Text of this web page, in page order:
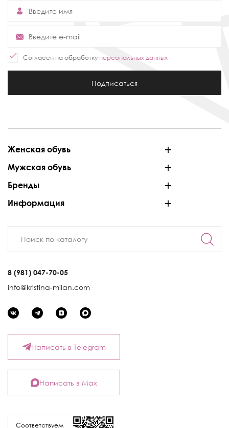
Согласен на обработку персональных данных
Подписаться
Женская обувь
Мужская обувь
Бренды
Информация
8 (981) 047-70-05
info@kristina-milan.com
Соответствуем
Написать в Telegram
Написать в Max